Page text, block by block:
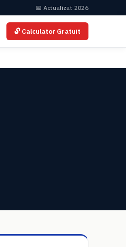
📅 Actualizat 2026
🔓 Calculator Gratuit